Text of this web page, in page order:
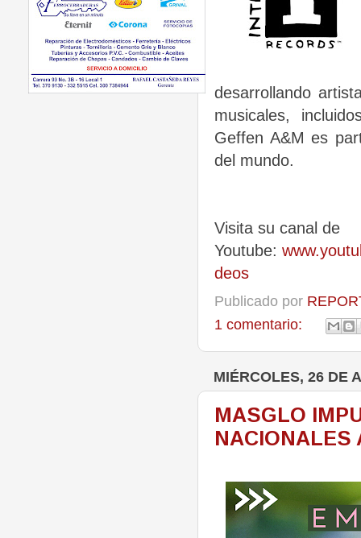
desarrollando
musicales,
Geffen A&M es
del mundo.
Visita su canal de
Youtube:
deos
Publicado por
1 comentario:
MIÉRCOLES, 26 DE
MASGLO
NACIONALES